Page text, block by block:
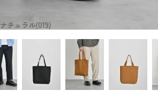
ナチュラル(019)